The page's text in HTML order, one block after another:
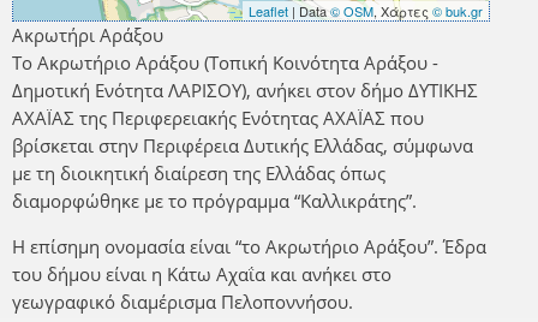
Leaflet | Data© OSM, Χάρτες © buk.gr
Ακρωτήρι Αράξου
Το Ακρωτήριο Αράξου (Τοπική Κοινότητα Αράξου -
Δημοτική Ενότητα ΛΑΡΙΣΟΥ), ανήκει στον δήμο ΔΥΤΙΚΗΣ
ΑΧΑΪΑΣ της Περιφερειακής Ενότητας ΑΧΑΪΑΣ που
βρίσκεται στην Περιφέρεια Δυτικής Ελλάδας, σύμφωνα
με τη διοικητική διαίρεση της Ελλάδας όπως
διαμορφώθηκε με το πρόγραμμα “Καλλικράτης”.
Η επίσημη ονομασία είναι “το Ακρωτήριο Αράξου”. Έδρα
του δήμου είναι η Κάτω Αχαΐα και ανήκει στο
γεωγραφικό διαμέρισμα Πελοποννήσου.